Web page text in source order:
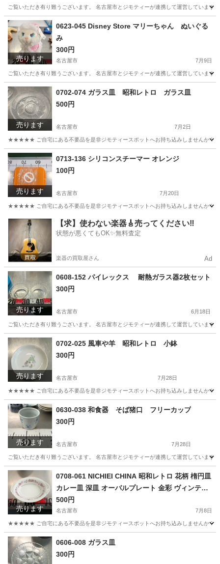
ご覧いただき有り難うございます。 名古屋市とジモティーが連携して運営してい
愛知 名古屋市
売ります
0623-045 Disney Store マリーちゃん ぬいぐる
み
300円
名古屋市 7月9日
ご覧いただき有り難うございます。 名古屋市とジモティーが連携して運営してい
愛知 名古屋市 リユース
売ります
0702-074 ガラス皿 昭和レトロ ガラス皿
500円
名古屋市 7月2日
★★★★★ ご自宅にある不要品を是非ジモティースポットへお持ち込みしませんか？
愛知 名古屋市 ガラス
売ります
0713-136 シリコンスチーマー オレンジ
100円
名古屋市 7月20日
★★★★★ ご自宅にある不要品を是非ジモティースポットへお持ち込みしませんか？
愛知 名古屋市 収納家具 スチーマー
【求】使わない楽器🎸売ってください‼️
状態が悪くてもOK✨無料査定
楽器の買取屋さん Ad
売ります
0608-152 パイレックス 耐熱ガラス器2枚セット
300円
名古屋市 6月18日
ご覧いただき有り難うございます。 名古屋市とジモティーが連携して運営してい
愛知 名古屋市 リユース
売ります
0702-025 風車や羊 昭和レトロ 小鉢
300円
名古屋市 7月28日
★★★★★ ご自宅にある不要品を是非ジモティースポットへお持ち込みしませんか？
愛知 名古屋市 小鉢
売ります
0630-038 和食器 そば猪口 フリーカップ
300円
名古屋市 7月28日
ご覧いただき有り難うございます。 名古屋市とジモティーが連携して運営してい
愛知 名古屋市
売ります
0708-061 NICHIEI CHINA 昭和レトロ 花柄 楕円皿
カレー皿 深皿 オーバルプレート 金彩 ヴィンテー
ジ
500円
名古屋市 7月8日
★★★★★ ご自宅にある不要品を是非ジモティースポットへお持ち込みしませんか？
愛知 名古屋市 ヴィンテージ
0606-008 ガラス皿
300円